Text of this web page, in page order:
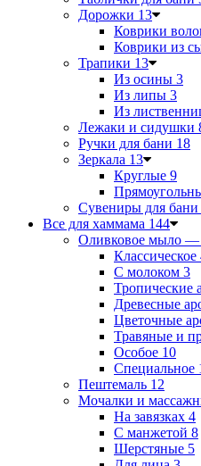
Дорожки 13
Коврики
Коврики из
Трапики 13
Из осины 3
Из липы 3
Из
Лежаки и сидушки
Ручки для бани 18
Зеркала 13
Круглые 9
Сувениры для бани
Все для хаммама 144
Оливковое мыло —
Классическое
С молоком 3
Тропические
Древесные
Цветочные
Травяные и
Особое 10
Специальное
Пештемаль 12
Мочалки и
На завязках 4
С манжетой 8
Шерстяные 5